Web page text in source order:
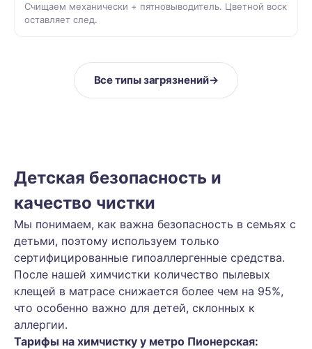
Счищаем механически + пятновыводитель. Цветной воск
оставляет след.
Все типы загрязнений→
Детская безопасность и
качество чистки
Мы понимаем, как важна безопасность в семьях с
детьми, поэтому используем только
сертифицированные гипоаллергенные средства.
После нашей химчистки количество пылевых
клещей в матрасе снижается более чем на 95%,
что особенно важно для детей, склонных к
аллергии.
Тарифы на химчистку у метро Пионерская: